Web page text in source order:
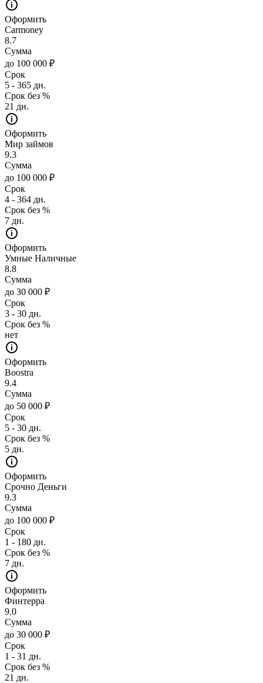
Оформить
Carmoney
8.7
Сумма
до 100 000 ₽
Срок
5 - 365 дн.
Срок без %
21 дн.
Оформить
Мир займов
9.3
Сумма
до 100 000 ₽
Срок
4 - 364 дн.
Срок без %
7 дн.
Оформить
Умные Наличные
8.8
Сумма
до 30 000 ₽
Срок
3 - 30 дн.
Срок без %
нет
Оформить
Boostra
9.4
Сумма
до 50 000 ₽
Срок
5 - 30 дн.
Срок без %
5 дн.
Оформить
Срочно Деньги
9.3
Сумма
до 100 000 ₽
Срок
1 - 180 дн.
Срок без %
7 дн.
Оформить
Финтерра
9.0
Сумма
до 30 000 ₽
Срок
1 - 31 дн.
Срок без %
21 дн.